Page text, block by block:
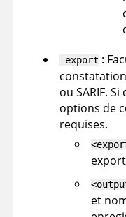
-export :
ou SARIF.
options de
requises.
et